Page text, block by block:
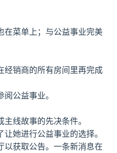
在菜单上；与公益事业完美
经销商的所有房间里再完成
公益事业。
线故事的先决条件。
她进行公益事业的选择。
以获取公告。一条新消息在